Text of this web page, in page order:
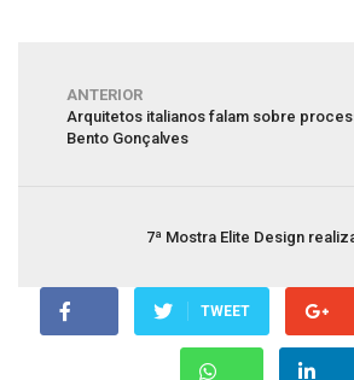
ANTERIOR
Arquitetos italianos falam sobre
Bento Gonçalves
7ª Mostra Elite Design
TWEET